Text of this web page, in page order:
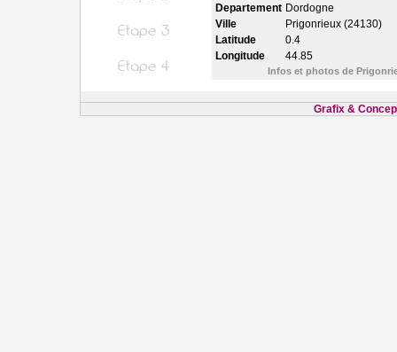
Departement Dordogne
Ville
Prigonrieux (24130)
Latitude
0.4
Longitude
44.85
Infos et photos de
Grafix &